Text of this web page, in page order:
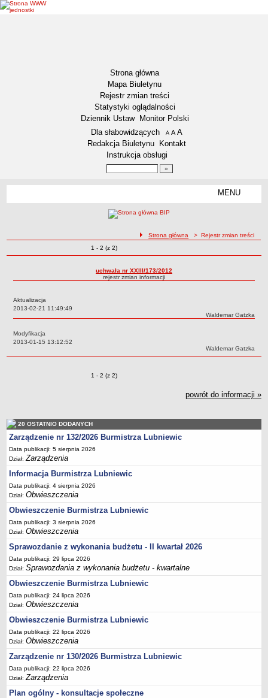
Strona główna
Mapa Biuletynu
Rejestr zmian treści
Statystyki oglądalności
Dziennik Ustaw
Monitor Polski
Menu dodatkowe
Dla słabowidzących A pomniejsz czcionkę
A standardowy rozmiar czcionki
A
Redakcja Biuletynu
Kontakt
Instrukcja obsługi
MENU
Sołectwa
Współpraca zagraniczna
Strategia rozwoju Gminy
Aktualności
Obwieszczenia, ogłoszenia i komunikaty
Rozkłady jazdy autobusów
Wodociągi - ocena jakości wody
KONKURSY
Ogłoszenia o konkursach
Dane adresowe
Burmistrz Lubniewic
Zastępca Burmistrza Lubniewic
Sekretarz Gminy
Skarbnik Gminy
Informacja turystyczna
Regulamin i schemat organizacyjny
Przewodnik po urzędzie
Kodeks etyczny
Oświadczenia majątkowe
Raporty
Dyżury Przewodniczącego Rady Miejskiej
Transmisja z obrad sesji
ścieżka nawigacji
Strona główna > Rejestr zmian treści
Zmiany o pozycjach
1 - 2 (z 2)
uchwała nr XXIII/173/2012
rejestr zmian informacji
Aktualizacja
Data:
2013-02-21 11:49:49
Autor:
Waldemar Gatzka
Modyfikacja
Data:
2013-01-15 13:12:52
Autor:
Waldemar Gatzka
Zmiany o pozycjach
1 - 2 (z 2)
powrót do informacji »
20 OSTATNIO DODANYCH
Zarządzenie nr 132/2026 Burmistrza Lubniewic
Data publikacji: 5 sierpnia 2026
Dział:Zarządzenia
Informacja Burmistrza Lubniewic
Data publikacji: 4 sierpnia 2026
Dział:Obwieszczenia
Obwieszczenie Burmistrza Lubniewic
Data publikacji: 3 sierpnia 2026
Dział:Obwieszczenia
Sprawozdanie z wykonania budżetu - II kwartał 2026
Data publikacji: 29 lipca 2026
Dział:Sprawozdania z wykonania budżetu - kwartalne
Obwieszczenie Burmistrza Lubniewic
Data publikacji: 24 lipca 2026
Dział:Obwieszczenia
Obwieszczenie Burmistrza Lubniewic
Data publikacji: 22 lipca 2026
Dział:Obwieszczenia
Zarządzenie nr 130/2026 Burmistrza Lubniewic
Data publikacji: 22 lipca 2026
Dział:Zarządzenia
Plan ogólny - konsultacje społeczne